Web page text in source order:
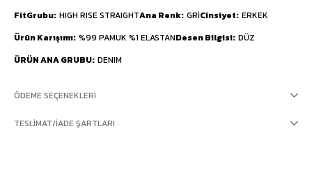
FitGrubu HIGH RISE STRAIGHTAna Renk GRİCinsiyet ERKEK
Ürün Karışımı %99 PAMUK %1 ELASTANDesen Bilgisi DÜZ
ÜRÜN ANA GRUBU DENIM
ÖDEME SEÇENEKLERI
TESLIMAT/İADE ŞARTLARI